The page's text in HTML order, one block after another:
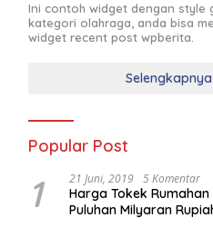
Ini contoh widget dengan style
kategori olahraga, anda bisa
widget recent post wpberita.
Selengkapnya
Popular Post
1 21 Juni, 2019 5 Komentar
Harga Tokek
Puluhan Milyaran